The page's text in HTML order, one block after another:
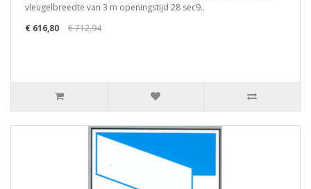
vleugelbreedte van 3 m openingstijd 28 sec9..
€ 616,80
€ 712,94